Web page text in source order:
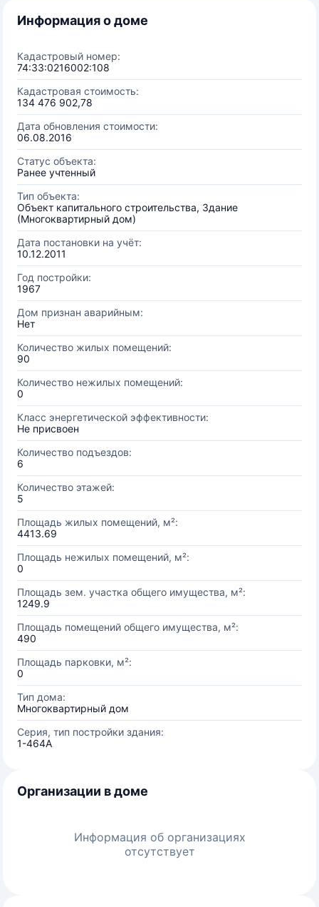
Информация о доме
Кадастровый номер:
74:33:0216002:108
Кадастровая стоимость:
134 476 902,78
Дата обновления стоимости:
06.08.2016
Статус объекта:
Ранее учтенный
Тип объекта:
Объект капитального строительства, Здание
(Многоквартирный дом)
Дата постановки на учёт:
10.12.2011
Год постройки:
1967
Дом признан аварийным:
Нет
Количество жилых помещений:
90
Количество нежилых помещений:
0
Класс энергетической эффективности:
Не присвоен
Количество подъездов:
6
Количество этажей:
5
Площадь жилых помещений, м²:
4413.69
Площадь нежилых помещений, м²:
0
Площадь зем. участка общего имущества, м²:
1249.9
Площадь помещений общего имущества, м²:
490
Площадь парковки, м²:
0
Тип дома:
Многоквартирный дом
Серия, тип постройки здания:
1-464А
Организации в доме
Информация об организациях
отсутствует